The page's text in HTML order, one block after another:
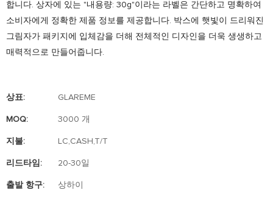
합니다. 상자에 있는 "내용량: 30g"이라는 라벨은 간단하고 명확하여
소비자에게 정확한 제품 정보를 제공합니다. 박스에 햇빛이 드리워진
그림자가 패키지에 입체감을 더해 전체적인 디자인을 더욱 생생하고
매력적으로 만들어줍니다.
상표: GLAREME
MOQ: 3000 개
지불: LC,CASH,T/T
리드타임: 20-30일
출발 항구: 상하이